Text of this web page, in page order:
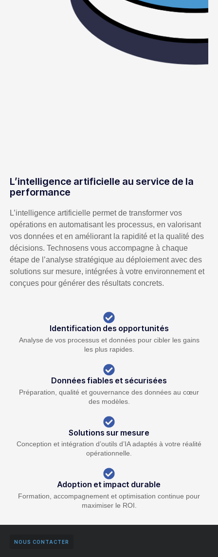
L’intelligence artificielle au service de la
performance
L’intelligence artificielle permet de transformer vos
opérations en automatisant les processus, en valorisant
vos données et en améliorant la rapidité et la qualité des
décisions. Technosens vous accompagne à chaque
étape de l’analyse stratégique au déploiement avec des
solutions sur mesure, intégrées à votre environnement et
conçues pour générer des résultats concrets.
Identification des opportunités
Analyse de vos processus et données pour cibler les gains
les plus rapides.
Données fiables et sécurisées
Préparation, qualité et gouvernance des données au cœur
des modèles.
Solutions sur mesure
Conception et intégration d’outils d’IA adaptés à votre réalité
opérationnelle.
Adoption et impact durable
Formation, accompagnement et optimisation continue pour
maximiser le ROI.
NOUS CONTACTER